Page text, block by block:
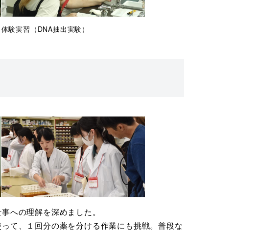
体験実習（DNA抽出実験）
への理解を深めました。
て、１回分の薬を分ける作業にも挑戦。普段な